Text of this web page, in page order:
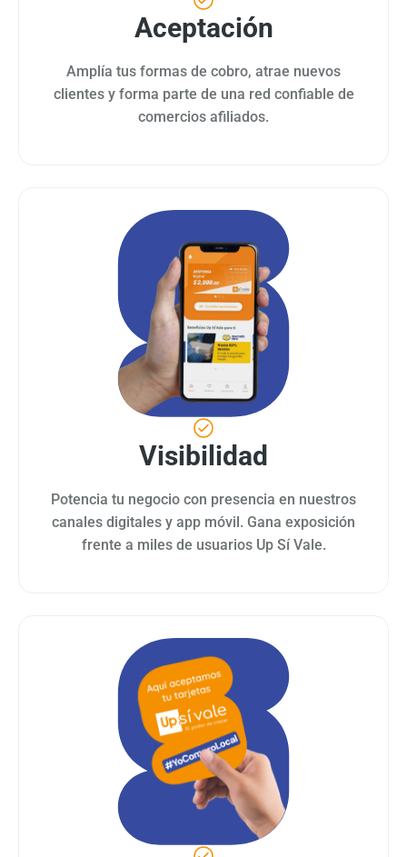
Aceptación
Amplía tus formas de cobro, atrae nuevos
clientes y forma parte de una red confiable de
comercios afiliados.
Visibilidad
Potencia tu negocio con presencia en nuestros
canales digitales y app móvil. Gana exposición
frente a miles de usuarios Up Sí Vale.